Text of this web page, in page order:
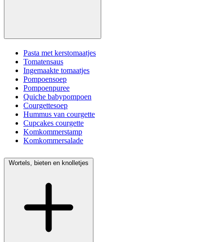
Pasta met kerstomaatjes
Tomatensaus
Ingemaakte tomaatjes
Pompoensoep
Pompoenpuree
Quiche babypompoen
Courgettesoep
Hummus van courgette
Cupcakes courgette
Komkommerstamp
Komkommersalade
Wortels, bieten en knolletjes